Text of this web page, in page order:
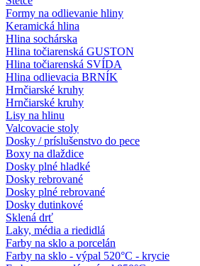
Formy na odlievanie hliny
Keramická hlina
Hlina sochárska
Hlina točiarenská GUSTON
Hlina točiarenská SVÍDA
Hlina odlievacia BRNÍK
Hrnčiarské kruhy
Hrnčiarské kruhy
Lisy na hlinu
Valcovacie stoly
Dosky / príslušenstvo do pece
Boxy na dlaždice
Dosky plné hladké
Dosky rebrované
Dosky plné rebrované
Dosky dutinkové
Sklená drť
Laky, média a riedidlá
Farby na sklo a porcelán
Farby na sklo - výpal 520°C - krycie